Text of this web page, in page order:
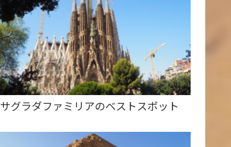
サグラダファミリアのベストスポット